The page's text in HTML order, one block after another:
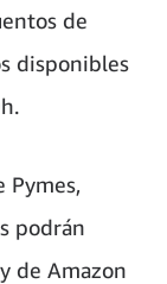
de
disponibles
Pymes,
podrán
de Amazon